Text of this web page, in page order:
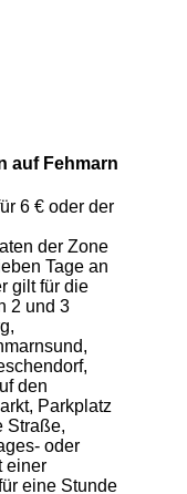
auf Fehmarn
6 € oder der
der Zone
Tage an
gilt für die
2 und 3
den
Parkplatz
Straße,
oder
einer
eine Stunde